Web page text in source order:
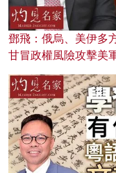
鄧飛：俄烏、美伊多
甘冒政權風險攻擊美